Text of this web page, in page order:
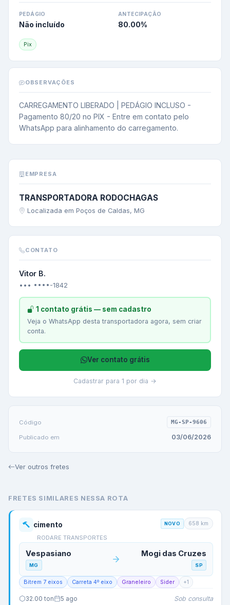
PEDÁGIO
Não incluído
ANTECIPAÇÃO
80.00%
Pix
OBSERVAÇÕES
CARREGAMENTO LIBERADO | PEDÁGIO INCLUSO -
Pagamento 80/20 no PIX - Entre em contato pelo
WhatsApp para alinhamento do carregamento.
EMPRESA
TRANSPORTADORA RODOCHAGAS
Localizada em Poços de Caldas, MG
CONTATO
Vitor B.
••• ••••-1842
1 contato grátis — sem cadastro
Veja o WhatsApp desta transportadora agora, sem criar
conta.
Ver contato grátis
Cadastrar para 1 por dia →
Código MG-SP-9606
Publicado em 03/06/2026
Ver outros fretes
FRETES SIMILARES NESSA ROTA
cimento
RODARE TRANSPORTES
NOVO 658 km
Vespasiano
MG
Mogi das Cruzes
SP
Bitrem 7 eixos Carreta 4º eixo Graneleiro Sider +1
32.00 ton 5 ago Sob consulta